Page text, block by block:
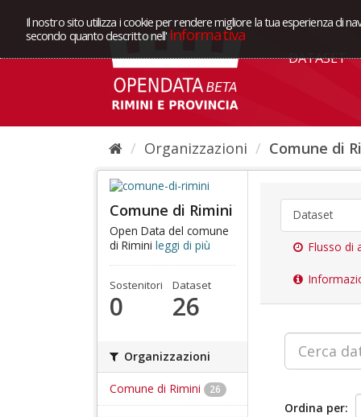
Il nostro sito utilizza i cookie per rendere migliore la tua esperienza di
secondo quanto descritto nell' Informativa
DATASET
Organizzazioni Comune di
Comune di Rimini
Open Data del comune
di Rimini leggi di più
Sostenitori
0
Dataset
26
Organizzazioni
Comune di Rimini 26
Dataset
Flusso di
Ordina per